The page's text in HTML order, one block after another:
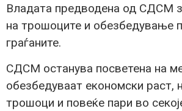
Владата предводена од СДСМ
на трошоците и обезбедување
граѓаните.
СДСМ останува посветена на
обезбедуваат економски раст,
трошоци и повеќе пари во